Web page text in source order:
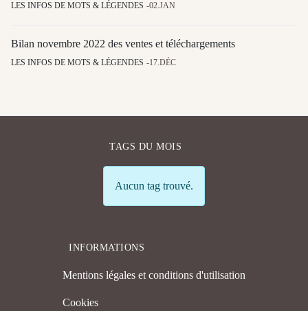
LES INFOS DE MOTS & LÉGENDES 02.JAN
Bilan novembre 2022 des ventes et téléchargements
LES INFOS DE MOTS & LÉGENDES 17.DÉC
TAGS DU MOIS
Info
Aucun tag trouvé.
INFORMATIONS
Mentions légales et conditions d'utilisation
Cookies